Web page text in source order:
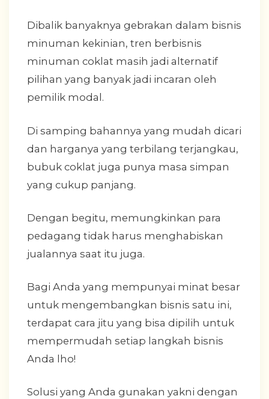
Dibalik banyaknya gebrakan dalam bisnis
minuman kekinian, tren berbisnis
minuman coklat masih jadi alternatif
pilihan yang banyak jadi incaran oleh
pemilik modal.
Di samping bahannya yang mudah dicari
dan harganya yang terbilang terjangkau,
bubuk coklat juga punya masa simpan
yang cukup panjang.
Dengan begitu, memungkinkan para
pedagang tidak harus menghabiskan
jualannya saat itu juga.
Bagi Anda yang mempunyai minat besar
untuk mengembangkan bisnis satu ini,
terdapat cara jitu yang bisa dipilih untuk
mempermudah setiap langkah bisnis
Anda lho!
Solusi yang Anda gunakan yakni dengan